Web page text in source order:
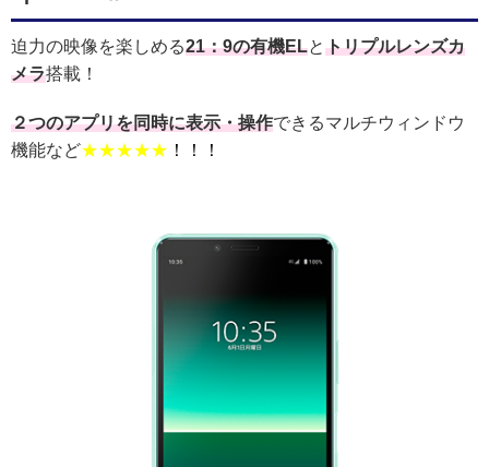
迫力の映像を楽しめる21：9の有機ELとトリプルレンズカ
メラ搭載！
２つのアプリを同時に表示・操作できるマルチウィンドウ
機能など★★★★★ ！！！